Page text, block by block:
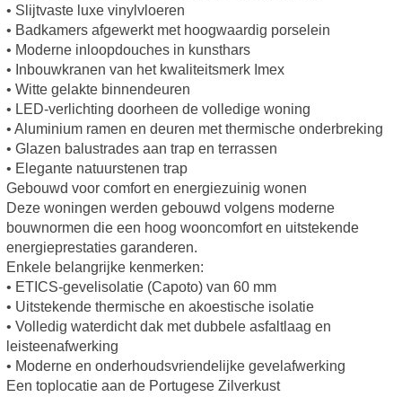
• Slijtvaste luxe vinylvloeren
• Badkamers afgewerkt met hoogwaardig porselein
• Moderne inloopdouches in kunsthars
• Inbouwkranen van het kwaliteitsmerk Imex
• Witte gelakte binnendeuren
• LED-verlichting doorheen de volledige woning
• Aluminium ramen en deuren met thermische onderbreking
• Glazen balustrades aan trap en terrassen
• Elegante natuurstenen trap
Gebouwd voor comfort en energiezuinig wonen
Deze woningen werden gebouwd volgens moderne
bouwnormen die een hoog wooncomfort en uitstekende
energieprestaties garanderen.
Enkele belangrijke kenmerken:
• ETICS-gevelisolatie (Capoto) van 60 mm
• Uitstekende thermische en akoestische isolatie
• Volledig waterdicht dak met dubbele asfaltlaag en
leisteenafwerking
• Moderne en onderhoudsvriendelijke gevelafwerking
Een toplocatie aan de Portugese Zilverkust